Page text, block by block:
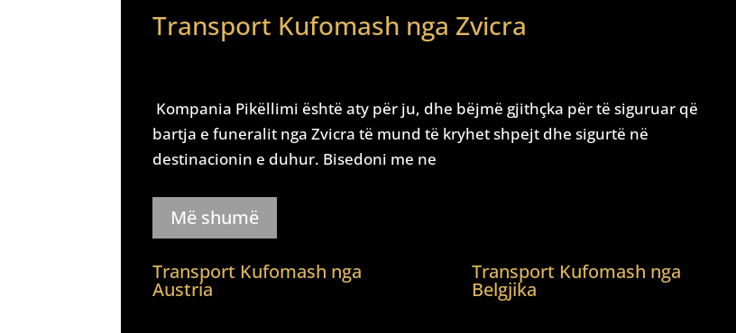
Transport Kufomash nga Zvicra
Kompania Pikëllimi është aty për ju, dhe bëjmë gjithçka për të siguruar që
bartja e funeralit nga Zvicra të mund të kryhet shpejt dhe sigurtë në
destinacionin e duhur. Bisedoni me ne
Më shumë
Transport Kufomash nga
Austria
Transport Kufomash nga
Belgjika